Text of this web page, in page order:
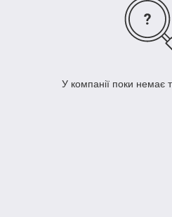
У компанії поки немає